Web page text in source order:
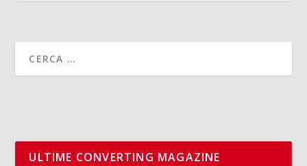
ULTIME CONVERTING MAGAZINE